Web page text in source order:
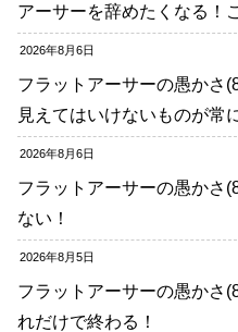
アーサーを辞めたくなる！
2026年8月6日
フラットアーサーの愚かさ
見えてはいけないものが常
2026年8月6日
フラットアーサーの愚かさ
ない！
2026年8月5日
フラットアーサーの愚かさ
れだけで終わる！